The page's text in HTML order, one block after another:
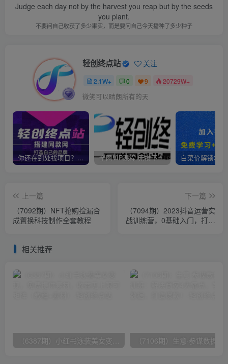
Judge each day not by the harvest you reap but by the seeds
you plant.
不要问自己收获了多少果实，而是要问自己今天播种了多少种子
轻创终点站 关注
2.1W+ 0 9 20729W+
微笑可以晴朗所有的天
你还在到处找项目？还在当韭菜？我靠卖项目一个月收入5万+，曾经我也是个失败者。 全网VIP课程 无损下载~
上一篇
（7092期）NFT抢购捡漏合
成置换科技制作全套教程
下一篇
（7094期）2023抖音运营实
战训练营，0基础入门，打造
相关推荐
（6387期）小红书泳装美女变现，免费提供素材，收益无上限可矩阵（教程+素材）